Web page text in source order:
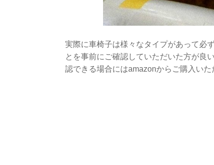
実際に車椅子は様々なタイプがあって必
とを事前にご確認していただいた方が良
認できる場合にはamazonからご購入いた